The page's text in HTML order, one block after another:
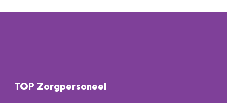
TOP Zorgpersoneel